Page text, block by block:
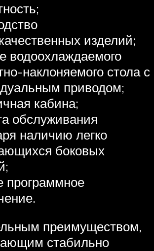
изделий;
водоохлаждаемого
наклоняемого стола с
приводом;
кабина;
обслуживания
наличию легко
боковых
программное
преимуществом,
стабильно